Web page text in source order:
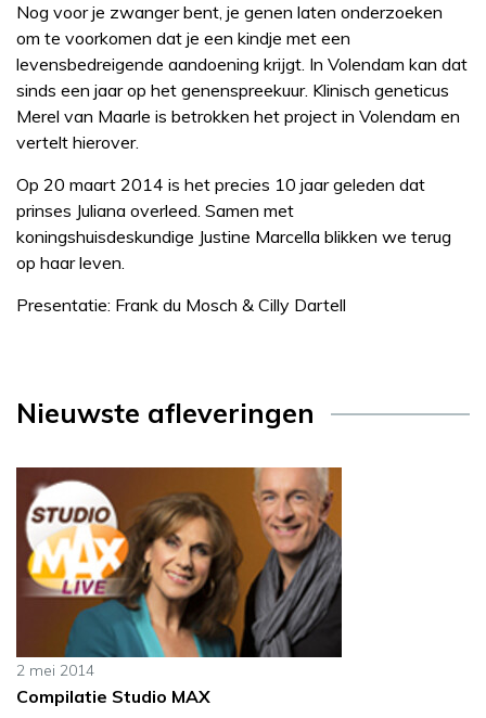
Nog voor je zwanger bent, je genen laten onderzoeken
om te voorkomen dat je een kindje met een
levensbedreigende aandoening krijgt. In Volendam kan dat
sinds een jaar op het genenspreekuur. Klinisch geneticus
Merel van Maarle is betrokken het project in Volendam en
vertelt hierover.
Op 20 maart 2014 is het precies 10 jaar geleden dat
prinses Juliana overleed. Samen met
koningshuisdeskundige Justine Marcella blikken we terug
op haar leven.
Presentatie: Frank du Mosch & Cilly Dartell
Nieuwste afleveringen
2 mei 2014
Compilatie Studio MAX